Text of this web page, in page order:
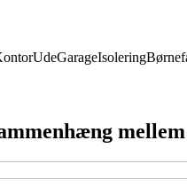
UdeGarageIsolering